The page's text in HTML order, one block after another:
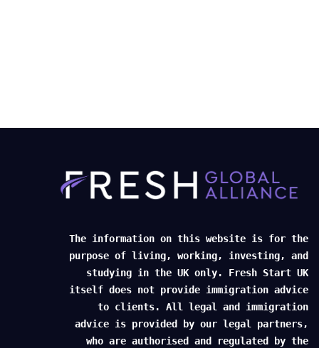
The information on this website is for the
purpose of living, working, investing, and
studying in the UK only. Fresh Start UK
itself does not provide immigration advice
to clients. All legal and immigration
advice is provided by our legal partners,
who are authorised and regulated by the